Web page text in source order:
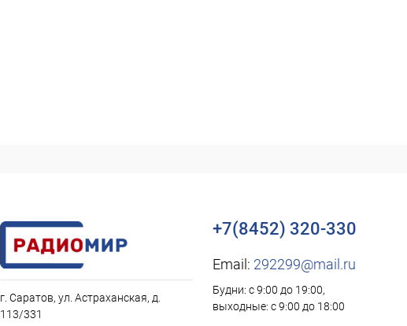
г. Саратов, ул. Астраханская, д.
113/331
+7(8452) 320-330
Email: 292299@mail.ru
Будни: с 9:00 до 19:00,
выходные: с 9:00 до 18:00